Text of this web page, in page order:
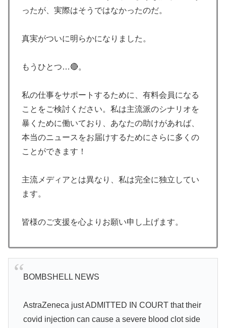
ったが、実際はそうではなかったのだ。
真実がついに明らかになりました。
もうひとつ…🔴。
私の仕事をサポートするために、有料会員になる
ことをご検討ください。私は主流派のシナリオを
暴くために働いており、あなたの助けがあれば、
本当のニュースをお届けするためにさらに多くの
ことができます！
主流メディアとは異なり、私は完全に独立してい
ます。
皆様のご支援を心よりお願い申し上げます。
BOMBSHELL NEWS
AstraZeneca just ADMITTED IN COURT that their
covid injection can cause a severe blood clot side